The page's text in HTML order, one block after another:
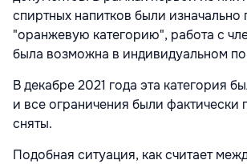
спиртных напитков были изначально
"оранжевую категорию", работа с
была возможна в индивидуальном
В декабре 2021 года эта категория
и все ограничения были фактически
сняты.
Подобная ситуация, как считает